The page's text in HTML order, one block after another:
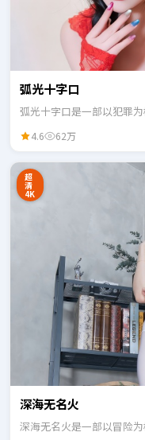
弧光十字口
弧光十字口是一部以犯罪
4.6 62万
超
清
4K
深海无名火
深海无名火是一部以冒险